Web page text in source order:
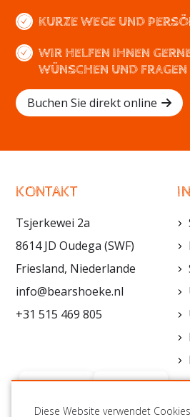
KURZE WEGE UND
WIR HELFEN IHNEN
WÜNSCHEN UND
Buchen Sie direkt online
KONTAKT
Tsjerkewei 2a
8614 JD Oudega (SWF)
Friesland, Niederlande
info@bearshoeke.nl
+31 515 469 805
Diese Website verwendet